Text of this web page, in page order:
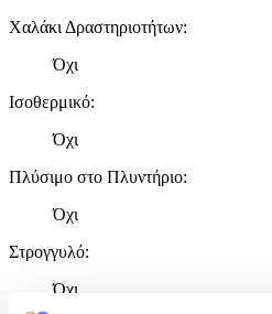
Χαλάκι Δραστηριοτήτων:
Όχι
Ισοθερμικό:
Όχι
Πλύσιμο στο Πλυντήριο:
Όχι
Στρογγυλό:
Όχι